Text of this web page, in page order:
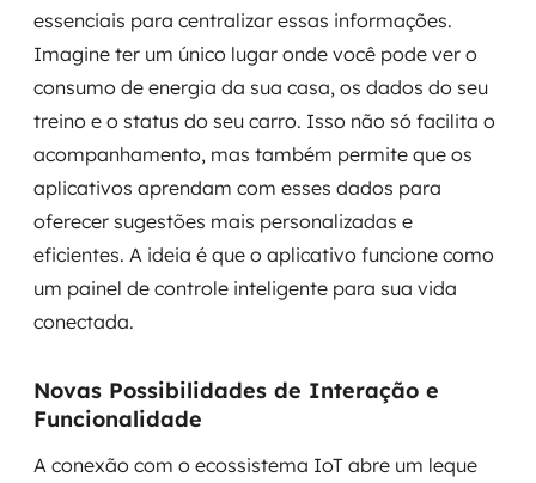
essenciais para centralizar essas informações.
Imagine ter um único lugar onde você pode ver o
consumo de energia da sua casa, os dados do seu
treino e o status do seu carro. Isso não só facilita o
acompanhamento, mas também permite que os
aplicativos aprendam com esses dados para
oferecer sugestões mais personalizadas e
eficientes. A ideia é que o aplicativo funcione como
um painel de controle inteligente para sua vida
conectada.
Novas Possibilidades de Interação e
Funcionalidade
A conexão com o ecossistema IoT abre um leque